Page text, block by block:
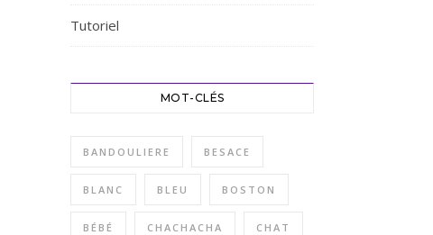
Tutoriel
MOT-CLÉS
BANDOULIERE BESACE
BLANC BLEU BOSTON
BÉBÉ CHACHACHA CHAT